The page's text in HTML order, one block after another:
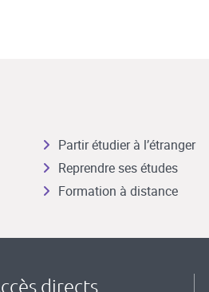
Partir étudier à l’étranger
Reprendre ses études
Formation à distance
directs